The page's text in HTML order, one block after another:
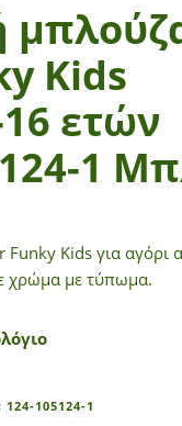
Kids
ετών
1
με
Funky Kids για αγόρι
χρώμα με τύπωμα.
124-105124-1